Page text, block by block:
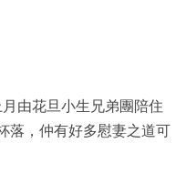
由花旦小生兄弟團陪住
落，仲有好多慰妻之道可